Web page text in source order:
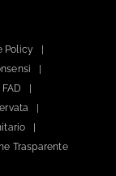
Policy
FAD
Trasparente